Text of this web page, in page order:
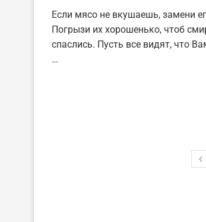
Если мясо не вкушаешь, замени
Погрызи их хорошенько, чтоб
спаслись. Пусть все видят, что
…